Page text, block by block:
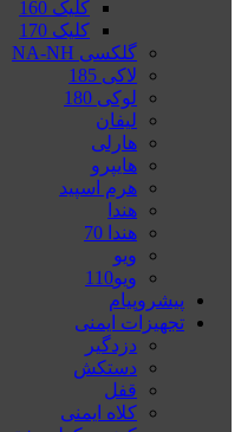
کلیک 160
کلیک 170
گلکسی NA-NH
لاکی 185
لوکی 180
لیفان
هارلی
هایپرو
هرم اسپید
هندا
هندا 70
ویو
ویو110
پیشروپیام
تجهیزات ایمنی
دزدگیر
دستکش
قفل
کلاه ایمنی